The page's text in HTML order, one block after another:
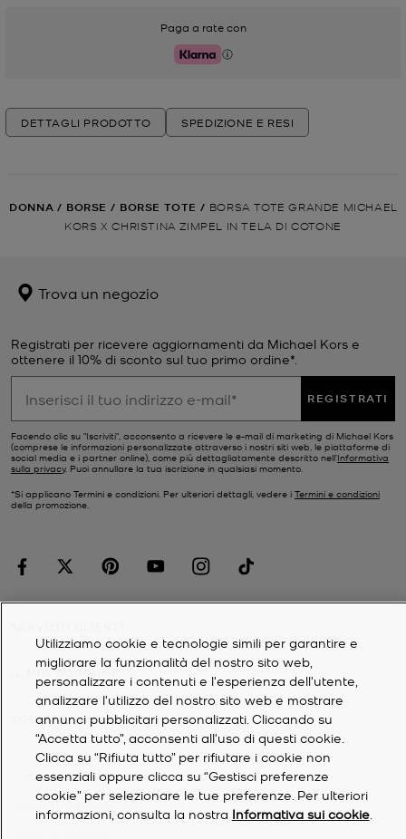
Paga a rate con
Klarna
DETTAGLI PRODOTTO SPEDIZIONE E RESI
DONNA / BORSE / BORSE TOTE / BORSA TOTE GRANDE MICHAEL
KORS X CHRISTINA ZIMPEL IN TELA DI COTONE
Trova un negozio
Registrati per ricevere aggiornamenti da Michael Kors e
ottenere il 10% di sconto sul tuo primo ordine*.
REGISTRATI
Facendo clic su "Iscriviti", acconsento a ricevere le e-mail di marketing di Michael Kors
(comprese le informazioni personalizzate attraverso i nostri siti web, le piattaforme di
social media e i partner online), come più dettagliatamente descritto nell’Informativa
sulla privacy. Puoi annullare la tua iscrizione in qualsiasi momento.
*Si applicano Termini e condizioni. Per ulteriori dettagli, vedere i Termini e condizioni
della promozione.
IL MIO ACCOUNT
SOCIETÀ
2026Michael Kors
Informativa sulla privacy
Utilizziamo cookie e tecnologie simili per garantire e
migliorare la funzionalità del nostro sito web,
personalizzare i contenuti e l'esperienza dell'utente,
analizzare l'utilizzo del nostro sito web e mostrare
annunci pubblicitari personalizzati. Cliccando su
“Accetta tutto”, acconsenti all'uso di questi cookie.
Clicca su “Rifiuta tutto” per rifiutare i cookie non
essenziali oppure clicca su “Gestisci preferenze
cookie” per selezionare le tue preferenze. Per ulteriori
informazioni, consulta la nostra Informativa sui cookie.